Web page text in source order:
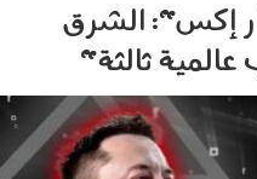
إكس": الشرق
ثالثة"